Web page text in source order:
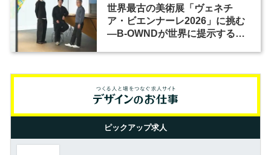
世界最古の美術展「ヴェネチ
ア・ビエンナーレ2026」に挑む
―B-OWNDが世界に提示する美
ピックアップ求人